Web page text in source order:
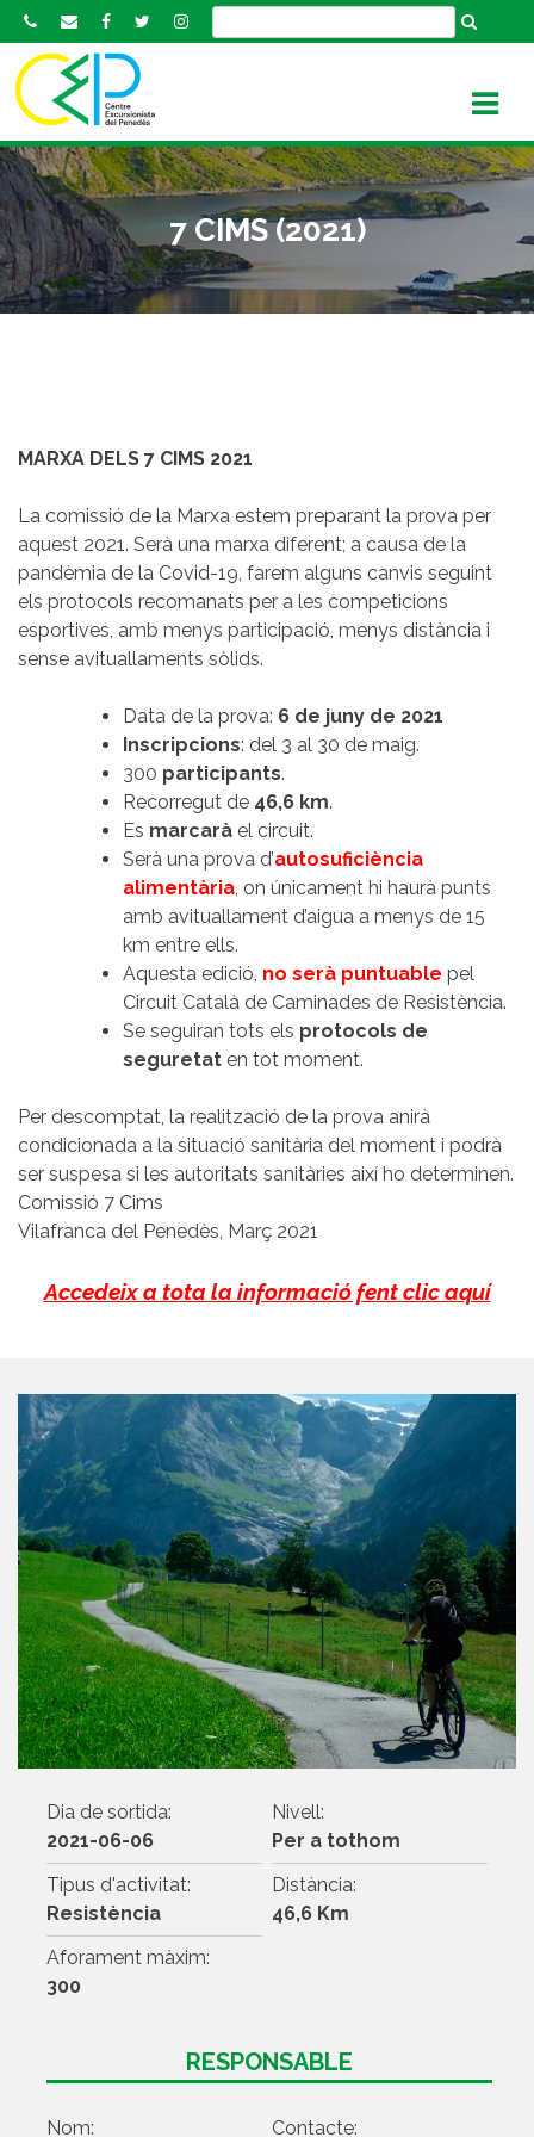
k
o
c
o
n
t
e
7 CIMS (2021)
MARXA DELS 7 CIMS 2021
La comissió de la Marxa estem preparant la prova per
aquest 2021. Serà una marxa diferent; a causa de la
pandèmia de la Covid-19, farem alguns canvis seguint
els protocols recomanats per a les competicions
esportives, amb menys participació, menys distància i
sense avituallaments sòlids.
Data de la prova: 6 de juny de 2021
Inscripcions: del 3 al 30 de maig.
300 participants.
Recorregut de 46,6 km.
Es marcarà el circuit.
Serà una prova d’autosuficiència
alimentària , on únicament hi haurà punts
amb avituallament d’aigua a menys de 15
km entre ells.
Aquesta edició, no serà puntuable pel
Circuit Català de Caminades de Resistència.
Se seguiran tots els protocols de
seguretat en tot moment.
Per descomptat, la realització de la prova anirà
condicionada a la situació sanitària del moment i podrà
ser suspesa si les autoritats sanitàries així ho determinen.
Comissió 7 Cims
Vilafranca del Penedès, Març 2021
Accedeix a tota la informació fent clic aquí
Dia de sortida:
2021-06-06
Nivell:
Per a tothom
Tipus d'activitat:
Resistència
Distància:
46,6 Km
Aforament màxim:
300
RESPONSABLE
Nom: Contacte: